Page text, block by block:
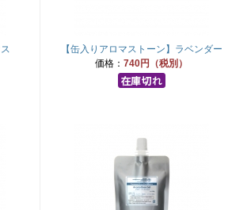
【缶入りアロマストーン】ラベンダー
価格： 740円（税別）